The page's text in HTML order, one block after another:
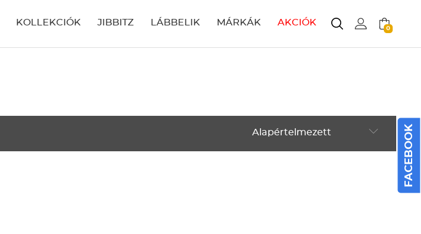
KOLLEKCIÓK JIBBITZ LÁBBELIK MÁRKÁK AKCIÓK
0
Alapértelmezett
Alapértelmezett FACEBOOK